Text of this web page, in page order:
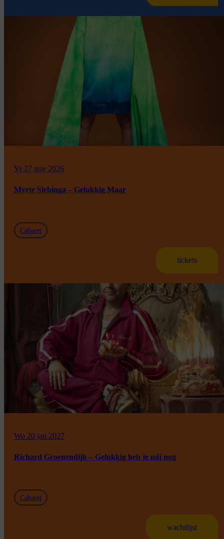
Vr 27 nov 2026
Myrte Siebinga – Gelukkig Maar
Cabaret
tickets
Wo 20 jan 2027
Richard Groenendijk – Gelukkig heb je mij nog
Cabaret
wachtlijst